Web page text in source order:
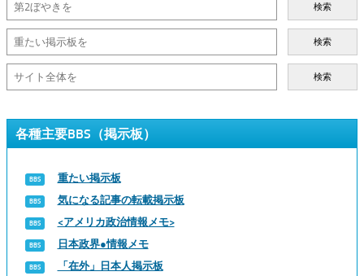
検索
検索
検索
各種主要BBS（掲示板）
重たい掲示板
気になる記事の転載掲示板
<アメリカ政治情報メモ>
日本政界●情報メモ
「在外」日本人掲示板